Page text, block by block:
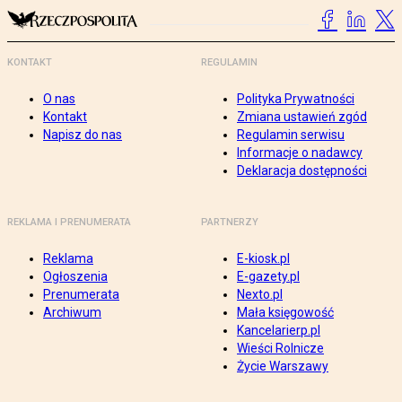
KONTAKT
O nas
Kontakt
Napisz do nas
REGULAMIN
Polityka Prywatności
Zmiana ustawień zgód
Regulamin serwisu
Informacje o nadawcy
Deklaracja dostępności
REKLAMA I PRENUMERATA
Reklama
Ogłoszenia
Prenumerata
Archiwum
PARTNERZY
E-kiosk.pl
E-gazety.pl
Nexto.pl
Mała księgowość
Kancelarierp.pl
Wieści Rolnicze
Życie Warszawy